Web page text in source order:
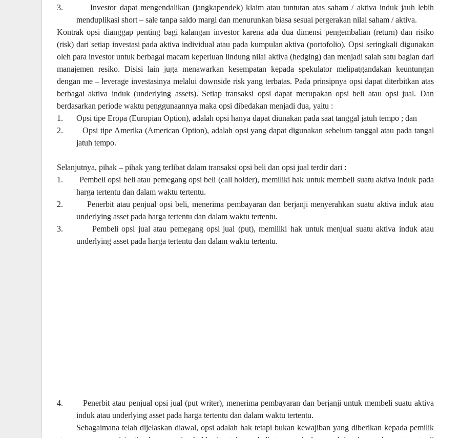
3.
Investor dapat mengendalikan (jangkapendek) klaim atau tuntutan atas saham / aktiva induk jauh lebih
menduplikasi short – sale tanpa saldo margi dan menurunkan biasa sesuai pergerakan nilai saham / aktiva.
Kontrak opsi dianggap penting bagi kalangan investor karena ada dua dimensi pengembalian (return) dan risiko
(risk) dari setiap investasi pada aktiva individual atau pada kumpulan aktiva (portofolio). Opsi seringkali digunakan
oleh para investor untuk berbagai macam keperluan lindung nilai aktiva (hedging) dan menjadi salah satu bagian dari
manajemen resiko. Disisi lain juga menawarkan kesempatan kepada spekulator melipatgandakan keuntungan
dengan me – leverage investasinya melalui downside risk yang terbatas. Pada prinsipnya opsi dapat diterbitkan atas
berbagai aktiva induk (underlying assets). Setiap transaksi opsi dapat merupakan opsi beli atau opsi jual. Dan
berdasarkan periode waktu penggunaannya maka opsi dibedakan menjadi dua, yaitu :
1.
Opsi tipe Eropa (Europian Option), adalah opsi hanya dapat diunakan pada saat tanggal jatuh tempo ; dan
2.
Opsi tipe Amerika (American Option), adalah opsi yang dapat digunakan sebelum tanggal atau pada tangal
jatuh tempo.
Selanjutnya, pihak – pihak yang terlibat dalam transaksi opsi beli dan opsi jual terdir dari :
1.
Pembeli opsi beli atau pemegang opsi beli (call holder), memiliki hak untuk membeli suatu aktiva induk pada
harga tertentu dan dalam waktu tertentu.
2.
Penerbit atau penjual opsi beli, menerima pembayaran dan berjanji menyerahkan suatu aktiva induk atau
underlying asset pada harga tertentu dan dalam waktu tertentu.
3.
Pembeli opsi jual atau pemegang opsi jual (put), memiliki hak untuk menjual suatu aktiva induk atau
underlying asset pada harga tertentu dan dalam waktu tertentu.
4.
Penerbit atau penjual opsi jual (put writer), menerima pembayaran dan berjanji untuk membeli suatu aktiva
induk atau underlying asset pada harga tertentu dan dalam waktu tertentu.
Sebagaimana telah dijelaskan diawal, opsi adalah hak tetapi bukan kewajiban yang diberikan kepada pemilik